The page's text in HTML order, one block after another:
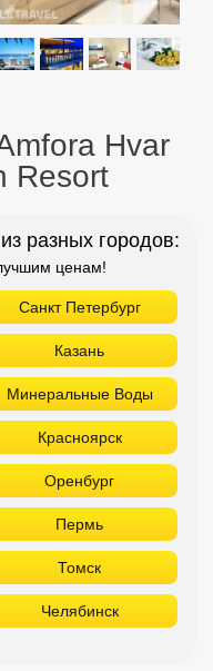
Hvar
Resort
разных городов:
ценам!
Санкт Петербург
Казань
Минеральные Воды
Красноярск
Оренбург
Пермь
Томск
Челябинск